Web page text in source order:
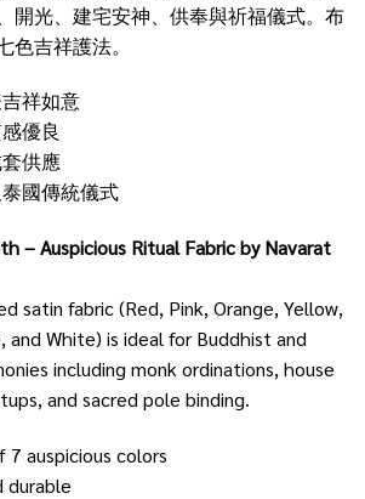
開光、建宅安神、供奉與祈福儀式。布
色吉祥護法。
祥如意
優良
供應
國傳統儀式
– Auspicious Ritual Fabric by Navarat
satin fabric (Red, Pink, Orange, Yellow,
and White) is ideal for Buddhist and
including monk ordinations, house
and sacred pole binding.
auspicious colors
durable